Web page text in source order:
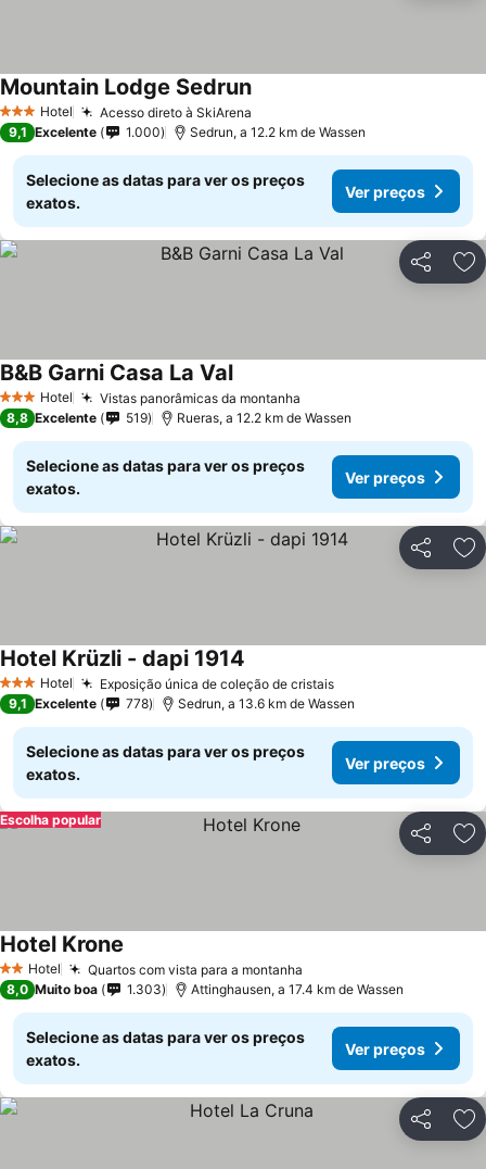
3 EstrelasHotel Acesso direto à SkiArena
Mountain Lodge Sedrun
9,1 Excelente 1.000 Sedrun, a 12.2 km de Wassen
Selecione as datas para ver os preços
exatos.
Ver preços
Partilhar
3 EstrelasHotel Vistas panorâmicas da montanha
B&B Garni Casa La Val
8,8 Excelente 519 Rueras, a 12.2 km de Wassen
Selecione as datas para ver os preços
exatos.
Ver preços
Partilhar
3 EstrelasHotel Exposição única de coleção de cristais
Hotel Krüzli - dapi 1914
9,1 Excelente 778 Sedrun, a 13.6 km de Wassen
Selecione as datas para ver os preços
exatos.
Ver preços
Partilhar
Escolha popular
2 Estrelas
Hotel Quartos com vista para a montanha
Hotel Krone
8,0 Muito boa 1.303 Attinghausen, a 17.4 km de Wassen
Selecione as datas para ver os preços
exatos.
Ver preços
Partilhar